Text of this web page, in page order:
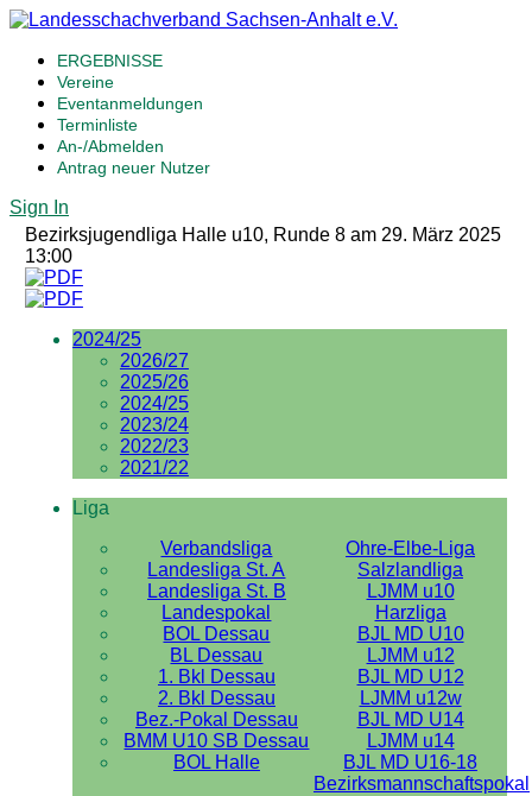
ERGEBNISSE
Vereine
Eventanmeldungen
Terminliste
An-/Abmelden
Antrag neuer Nutzer
Sign In
Bezirksjugendliga Halle u10, Runde 8 am 29. März 2025
13:00
2024/25
2026/27
2025/26
2024/25
2023/24
2022/23
2021/22
Liga
Verbandsliga
Ohre-Elbe-Liga
Landesliga St. A
Salzlandliga
Landesliga St. B
LJMM u10
Landespokal
Harzliga
BOL Dessau
BJL MD U10
BL Dessau
LJMM u12
1. Bkl Dessau
BJL MD U12
2. Bkl Dessau
LJMM u12w
Bez.-Pokal Dessau
BJL MD U14
BMM U10 SB Dessau
LJMM u14
BOL Halle
BJL MD U16-18
Bezirksmannschaftspokal